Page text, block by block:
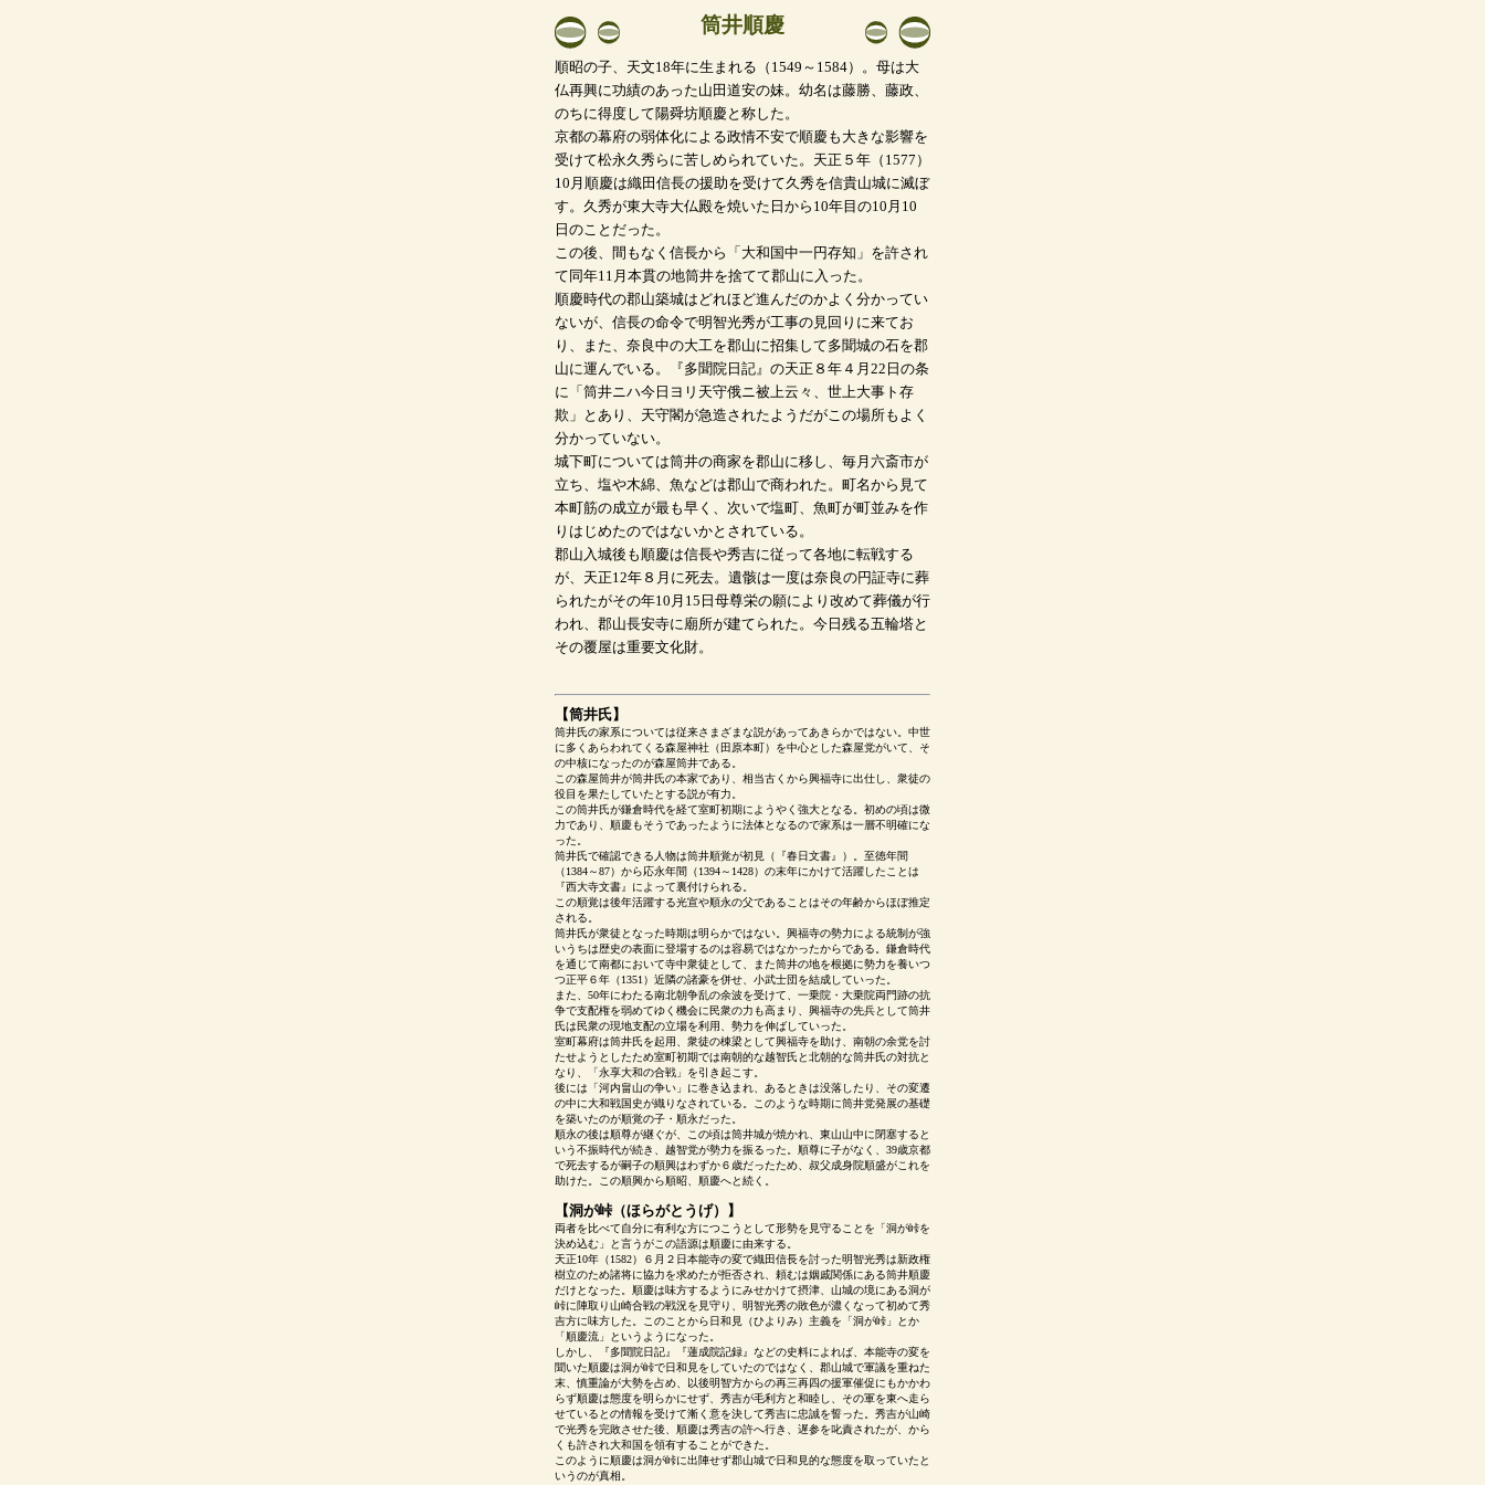
筒井順慶
順昭の子、天文18年に生まれる（1549～1584）。母は大
仏再興に功績のあった山田道安の妹。幼名は藤勝、藤政、
のちに得度して陽舜坊順慶と称した。
京都の幕府の弱体化による政情不安で順慶も大きな影響を
受けて松永久秀らに苦しめられていた。天正５年（1577）
10月順慶は織田信長の援助を受けて久秀を信貴山城に滅ぼ
す。久秀が東大寺大仏殿を焼いた日から10年目の10月10
日のことだった。
この後、間もなく信長から「大和国中一円存知」を許され
て同年11月本貫の地筒井を捨てて郡山に入った。
順慶時代の郡山築城はどれほど進んだのかよく分かってい
ないが、信長の命令で明智光秀が工事の見回りに来てお
り、また、奈良中の大工を郡山に招集して多聞城の石を郡
山に運んでいる。『多聞院日記』の天正８年４月22日の条
に「筒井ニハ今日ヨリ天守俄ニ被上云々、世上大事ト存
欺」とあり、天守閣が急造されたようだがこの場所もよく
分かっていない。
城下町については筒井の商家を郡山に移し、毎月六斎市が
立ち、塩や木綿、魚などは郡山で商われた。町名から見て
本町筋の成立が最も早く、次いで塩町、魚町が町並みを作
りはじめたのではないかとされている。
郡山入城後も順慶は信長や秀吉に従って各地に転戦する
が、天正12年８月に死去。遺骸は一度は奈良の円証寺に葬
られたがその年10月15日母尊栄の願により改めて葬儀が行
われ、郡山長安寺に廟所が建てられた。今日残る五輪塔と
その覆屋は重要文化財。
【筒井氏】
筒井氏の家系については従来さまざまな説があってあきらかではない。中世
に多くあらわれてくる森屋神社（田原本町）を中心とした森屋党がいて、そ
の中核になったのが森屋筒井である。
この森屋筒井が筒井氏の本家であり、相当古くから興福寺に出仕し、衆徒の
役目を果たしていたとする説が有力。
この筒井氏が鎌倉時代を経て室町初期にようやく強大となる。初めの頃は微
力であり、順慶もそうであったように法体となるので家系は一層不明確にな
った。
筒井氏で確認できる人物は筒井順覚が初見（『春日文書』）。至徳年間
（1384～87）から応永年間（1394～1428）の末年にかけて活躍したことは
『西大寺文書』によって裏付けられる。
この順覚は後年活躍する光宣や順永の父であることはその年齢からほぼ推定
される。
筒井氏が衆徒となった時期は明らかではない。興福寺の勢力による統制が強
いうちは歴史の表面に登場するのは容易ではなかったからである。鎌倉時代
を通じて南都において寺中衆徒として、また筒井の地を根拠に勢力を養いつ
つ正平６年（1351）近隣の諸豪を併せ、小武士団を結成していった。
また、50年にわたる南北朝争乱の余波を受けて、一乗院・大乗院両門跡の抗
争で支配権を弱めてゆく機会に民衆の力も高まり、興福寺の先兵として筒井
氏は民衆の現地支配の立場を利用、勢力を伸ばしていった。
室町幕府は筒井氏を起用、衆徒の棟梁として興福寺を助け、南朝の余党を討
たせようとしたため室町初期では南朝的な越智氏と北朝的な筒井氏の対抗と
なり、「永享大和の合戦」を引き起こす。
後には「河内畠山の争い」に巻き込まれ、あるときは没落したり、その変遷
の中に大和戦国史が織りなされている。このような時期に筒井党発展の基礎
を築いたのが順覚の子・順永だった。
順永の後は順尊が継ぐが、この頃は筒井城が焼かれ、東山山中に閉塞すると
いう不振時代が続き、越智党が勢力を振るった。順尊に子がなく、39歳京都
で死去するが嗣子の順興はわずか６歳だったため、叔父成身院順盛がこれを
助けた。この順興から順昭、順慶へと続く。
【洞が峠（ほらがとうげ）】
両者を比べて自分に有利な方につこうとして形勢を見守ることを「洞が峠を
決め込む」と言うがこの語源は順慶に由来する。
天正10年（1582）６月２日本能寺の変で織田信長を討った明智光秀は新政権
樹立のため諸将に協力を求めたが拒否され、頼むは姻戚関係にある筒井順慶
だけとなった。順慶は味方するようにみせかけて摂津、山城の境にある洞が
峠に陣取り山崎合戦の戦況を見守り、明智光秀の敗色が濃くなって初めて秀
吉方に味方した。このことから日和見（ひよりみ）主義を「洞が峠」とか
「順慶流」というようになった。
しかし、『多聞院日記』『蓮成院記録』などの史料によれば、本能寺の変を
聞いた順慶は洞が峠で日和見をしていたのではなく、郡山城で軍議を重ねた
末、慎重論が大勢を占め、以後明智方からの再三再四の援軍催促にもかかわ
らず順慶は態度を明らかにせず、秀吉が毛利方と和睦し、その軍を東へ走ら
せているとの情報を受けて漸く意を決して秀吉に忠誠を誓った。秀吉が山崎
で光秀を完敗させた後、順慶は秀吉の許へ行き、遅参を叱責されたが、から
くも許され大和国を領有することができた。
このように順慶は洞が峠に出陣せず郡山城で日和見的な態度を取っていたと
いうのが真相。